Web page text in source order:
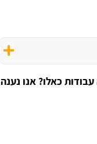
כאלו? אנו נענה